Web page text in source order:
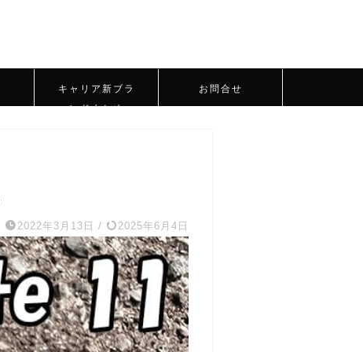
キャリア新ブラ
ンドまとめ
お問合せ
2022年3月13日 / 2025年6月4日